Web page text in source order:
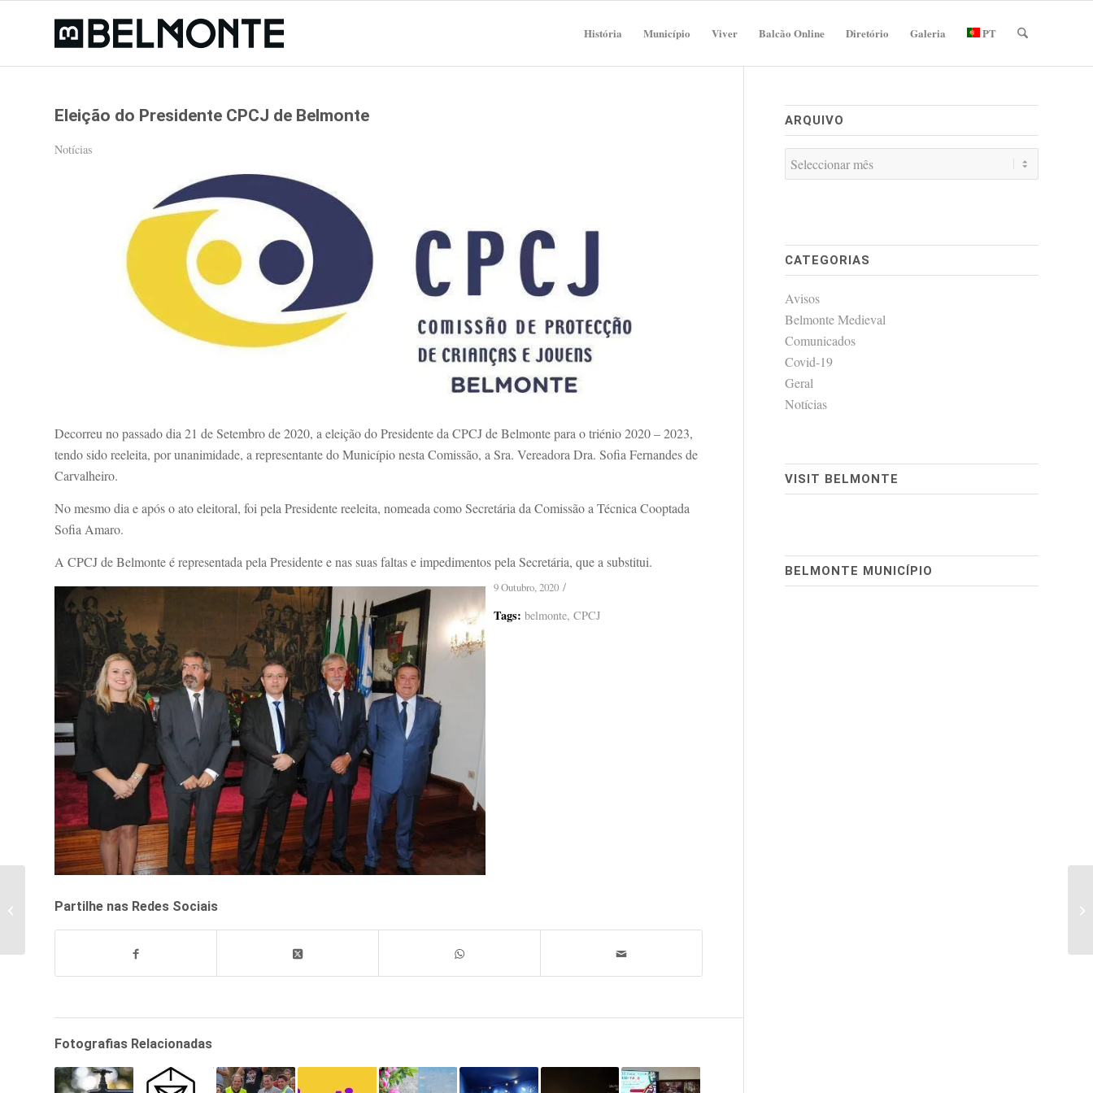
História Município Viver Balcão Online Diretório Galeria PT
Eleição do Presidente CPCJ de Belmonte
Notícias
Decorreu no passado dia 21 de Setembro de 2020, a eleição do Presidente da CPCJ de Belmonte para o triénio 2020 – 2023,
tendo sido reeleita, por unanimidade, a representante do Município nesta Comissão, a Sra. Vereadora Dra. Sofia Fernandes de
Carvalheiro.
No mesmo dia e após o ato eleitoral, foi pela Presidente reeleita, nomeada como Secretária da Comissão a Técnica Cooptada
Sofia Amaro.
A CPCJ de Belmonte é representada pela Presidente e nas suas faltas e impedimentos pela Secretária, que a substitui.
9 Outubro, 2020 /
Tags: belmonte, CPCJ
Partilhe nas Redes Sociais
Fotografias Relacionadas
ARQUIVO
CATEGORIAS
Avisos
Belmonte Medieval
Comunicados
Covid-19
Geral
Notícias
VISIT BELMONTE
BELMONTE MUNICÍPIO
Situação no Concelho de
Belmonte – 08.10.2020